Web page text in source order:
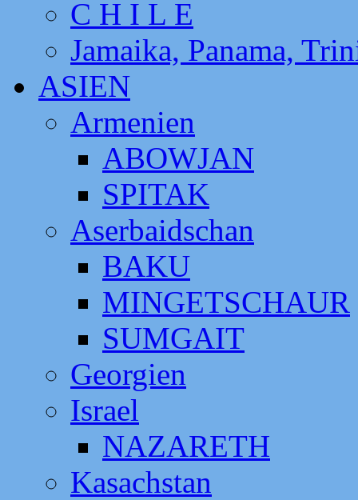
C H I L E
Jamaika, Panama,
ASIEN
Armenien
ABOWJAN
SPITAK
Aserbaidschan
BAKU
MINGETSCHAUR
SUMGAIT
Georgien
Israel
NAZARETH
Kasachstan